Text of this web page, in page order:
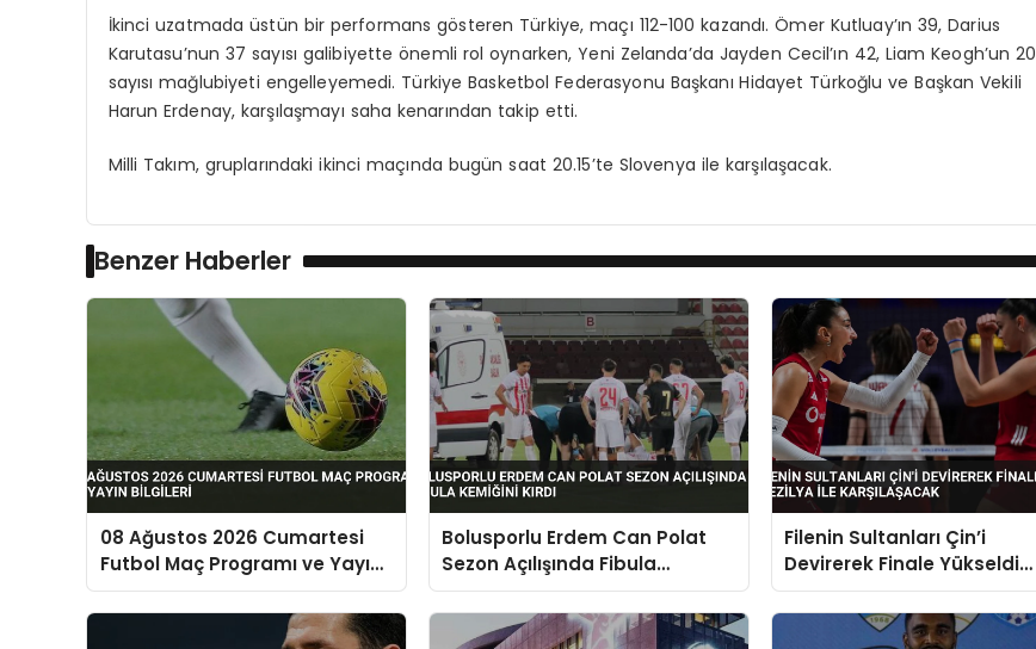
İkinci uzatmada üstün bir performans gösteren Türkiye, maçı 112-100 kazandı. Ömer Kutluay’ın 39, Darius
Karutasu’nun 37 sayısı galibiyette önemli rol oynarken, Yeni Zelanda’da Jayden Cecil’ın 42, Liam Keogh’un 20
sayısı mağlubiyeti engelleyemedi. Türkiye Basketbol Federasyonu Başkanı Hidayet Türkoğlu ve Başkan Vekili
Harun Erdenay, karşılaşmayı saha kenarından takip etti.
Milli Takım, gruplarındaki ikinci maçında bugün saat 20.15’te Slovenya ile karşılaşacak.
Benzer Haberler
08 Ağustos 2026 Cumartesi
Futbol Maç Programı ve Yayın
Bilgileri
Bolusporlu Erdem Can Polat
Sezon Açılışında Fibula
Kemiğini Kırdı
Filenin Sultanları Çin’i
Devirerek Finale Yükseldi
Brezilya ile Karşılaşacak